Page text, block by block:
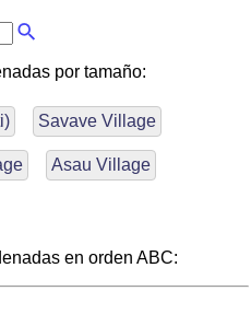
por tamaño:
Savave Village
Asau Village
en orden ABC: